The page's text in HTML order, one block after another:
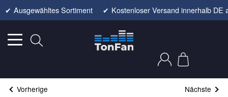
✔ Ausgewähltes Sortiment ✔ Kostenloser Versand innerhalb DE
Vorherige Nächste